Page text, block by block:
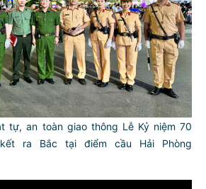
tự, an toàn giao thông Lễ Kỷ niệm 70
ra Bắc tại điểm cầu Hải Phòng